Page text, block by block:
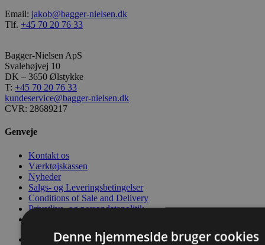
Email: jakob@bagger-nielsen.dk
Tlf. +45 70 20 76 33
Bagger-Nielsen ApS
Svalehøjvej 10
DK – 3650 Ølstykke
T: +45 70 20 76 33
kundeservice@bagger-nielsen.dk
CVR: 28689217
Genveje
Kontakt os
Værktøjskassen
Nyheder
Salgs- og Leveringsbetingelser
Conditions of Sale and Delivery
Privatlivs- og persondatapolitik
Kontakt osDenne hjemmeside bruger cookies